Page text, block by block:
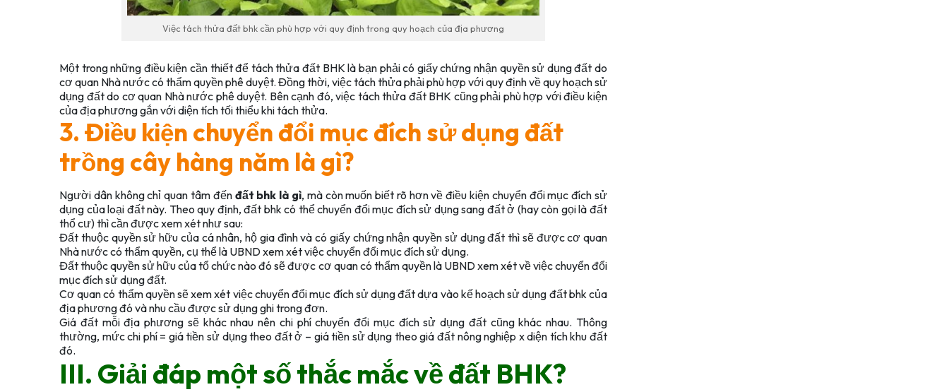
Việc tách thửa đất bhk cần phù hợp với quy định trong quy hoạch của địa phương
Một trong những điều kiện cần thiết để tách thửa đất BHK là bạn phải có giấy chứng nhận quyền sử dụng đất do
cơ quan Nhà nước có thẩm quyền phê duyệt. Đồng thời, việc tách thửa phải phù hợp với quy định về quy hoạch sử
dụng đất do cơ quan Nhà nước phê duyệt. Bên cạnh đó, việc tách thửa đất BHK cũng phải phù hợp với điều kiện
của địa phương gắn với diện tích tối thiểu khi tách thửa.
3. Điều kiện chuyển đổi mục đích sử dụng đất
trồng cây hàng năm là gì?
Người dân không chỉ quan tâm đến đất bhk là gì, mà còn muốn biết rõ hơn về điều kiện chuyển đổi mục đích sử
dụng của loại đất này. Theo quy định, đất bhk có thể chuyển đổi mục đích sử dụng sang đất ở (hay còn gọi là đất
thổ cư) thì cần được xem xét như sau:
Đất thuộc quyền sử hữu của cá nhân, hộ gia đình và có giấy chứng nhận quyền sử dụng đất thì sẽ được cơ quan
Nhà nước có thẩm quyền, cụ thể là UBND xem xét việc chuyển đổi mục đích sử dụng.
Đất thuộc quyền sử hữu của tổ chức nào đó sẽ được cơ quan có thẩm quyền là UBND xem xét về việc chuyển đổi
mục đích sử dụng đất.
Cơ quan có thẩm quyền sẽ xem xét việc chuyển đổi mục đích sử dụng đất dựa vào kế hoạch sử dụng đất bhk của
địa phương đó và nhu cầu được sử dụng ghi trong đơn.
Giá đất mỗi địa phương sẽ khác nhau nên chi phí chuyển đổi mục đích sử dụng đất cũng khác nhau. Thông
thường, mức chi phí = giá tiền sử dụng theo đất ở – giá tiền sử dụng theo giá đất nông nghiệp x diện tích khu đất
đó.
III. Giải đáp một số thắc mắc về đất BHK?